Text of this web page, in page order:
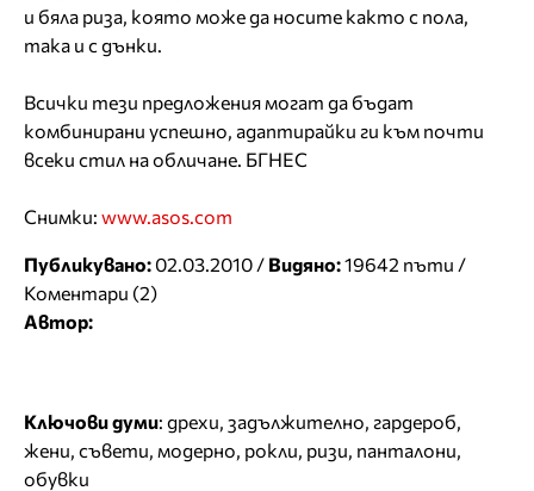
и бяла риза, която може да носите както с пола,
така и с дънки.
Всички тези предложения могат да бъдат
комбинирани успешно, адаптирайки ги към почти
всеки стил на обличане. БГНЕС
Снимки: www.asos.com
Публикувано: 02.03.2010 / Видяно:19642 пъти /
Коментари (2)
Автор:
Ключови думи: дрехи, задължително, гардероб,
жени, съвети, модерно, рокли, ризи, панталони,
обувки